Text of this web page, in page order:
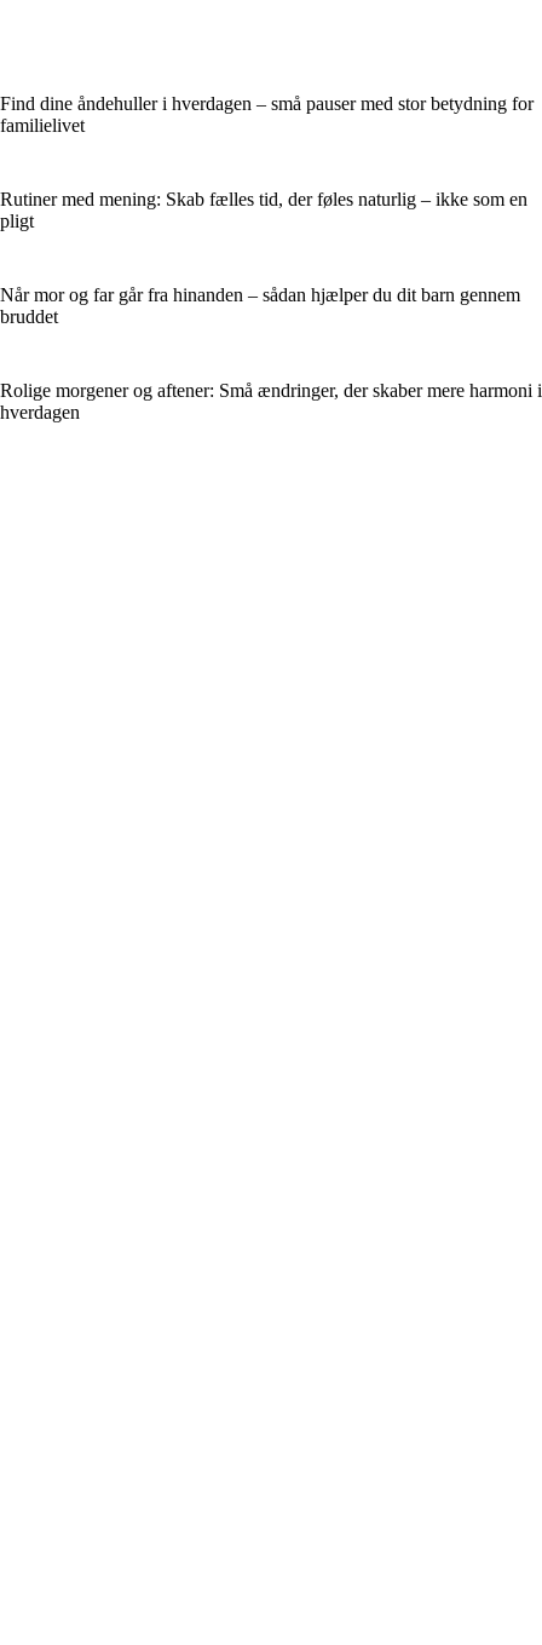
Find dine åndehuller i hverdagen – små pauser med stor betydning for
familielivet
Rutiner med mening: Skab fælles tid, der føles naturlig – ikke som en
pligt
Når mor og far går fra hinanden – sådan hjælper du dit barn gennem
bruddet
Rolige morgener og aftener: Små ændringer, der skaber mere harmoni i
hverdagen